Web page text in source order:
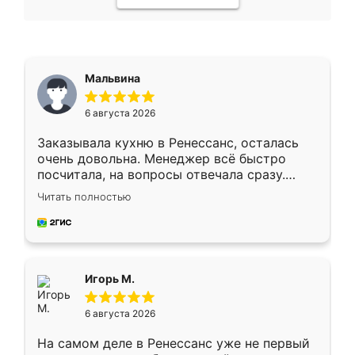
Мальвина
6 августа 2026
Заказывала кухню в Ренессанс, осталась
очень довольна. Менеджер всё быстро
посчитала, на вопросы отвечала сразу.
Замерщик приехал в субботу, подошёл к
делу со всей ответственностью. Собрали
за день, ребята работали аккуратно, даже
Читать полностью
Игорь М.
6 августа 2026
На самом деле в Ренессанс уже не первый